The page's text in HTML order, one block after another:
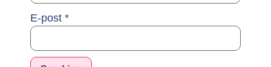
E-post *